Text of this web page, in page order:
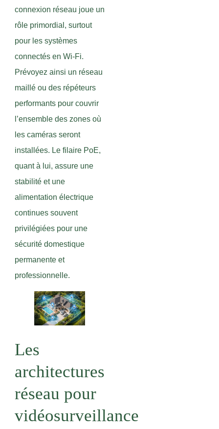
connexion réseau joue un
rôle primordial, surtout
pour les systèmes
connectés en Wi-Fi.
Prévoyez ainsi un réseau
maillé ou des répéteurs
performants pour couvrir
l’ensemble des zones où
les caméras seront
installées. Le filaire PoE,
quant à lui, assure une
stabilité et une
alimentation électrique
continues souvent
privilégiées pour une
sécurité domestique
permanente et
professionnelle.
Les
architectures
réseau pour
vidéosurveillance